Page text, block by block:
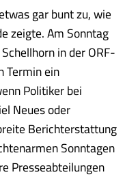
gar bunt zu, wie
zeigte. Am Sonntag
in der ORF-
Termin ein
Politiker bei
Neues oder
Berichterstattung
Sonntagen
Presseabteilungen